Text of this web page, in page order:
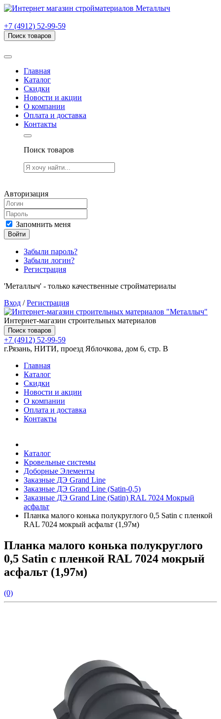
+7 (4912) 52-99-59
Поиск товаров
Главная
Каталог
Скидки
Новости и акции
О компании
Оплата и доставка
Контакты
Поиск товаров
Авторизация
Запомнить меня
Войти
Забыли пароль?
Забыли логин?
Регистрация
'Металлыч' - только качественные стройматериалы
Вход /Регистрация
Интернет-магазин строительных материалов
Поиск товаров
+7 (4912) 52-99-59
г.Рязань, НИТИ, проезд Яблочкова, дом 6, стр. В
Главная
Каталог
Скидки
Новости и акции
О компании
Оплата и доставка
Контакты
Каталог
Кровельные системы
Доборные Элементы
Заказные ДЭ Grand Line
Заказные ДЭ Grand Line (Satin-0,5)
Заказные ДЭ Grand Line (Satin) RAL 7024 Мокрый
асфальт
Планка малого конька полукруглого 0,5 Satin с пленкой
RAL 7024 мокрый асфальт (1,97м)
Планка малого конька полукруглого
0,5 Satin с пленкой RAL 7024 мокрый
асфальт (1,97м)
(0)